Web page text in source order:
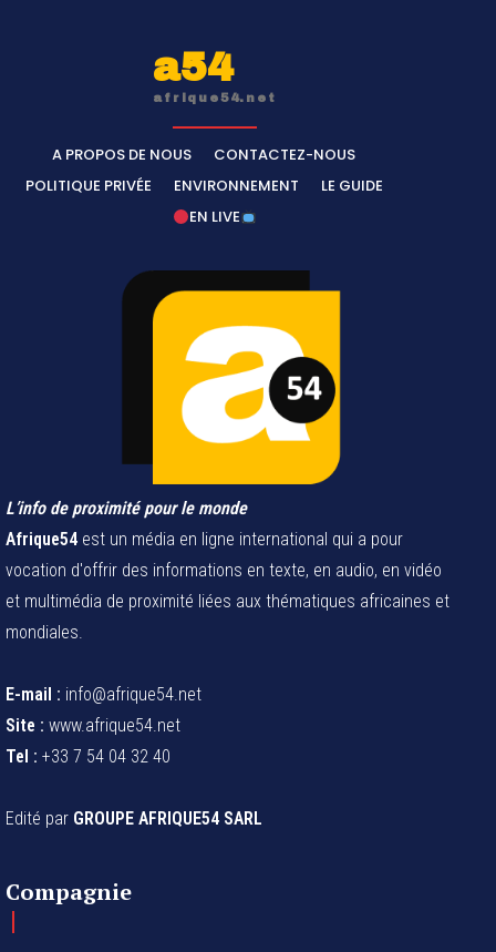
a54
afrique54.net
A PROPOS DE NOUS
CONTACTEZ-NOUS
POLITIQUE PRIVÉE
ENVIRONNEMENT
LE GUIDE
EN LIVE
L’info de proximité pour le monde
Afrique54 est un média en ligne international qui a pour
vocation d'offrir des informations en texte, en audio, en vidéo
et multimédia de proximité liées aux thématiques africaines et
mondiales.
E-mail : info@afrique54.net
Site : www.afrique54.net
Tel : +33 7 54 04 32 40
Edité par GROUPE AFRIQUE54 SARL
Compagnie